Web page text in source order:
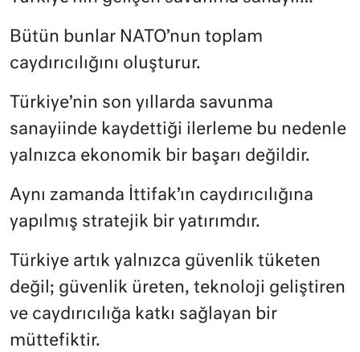
Bütün bunlar NATO’nun toplam
caydırıcılığını oluşturur.
Türkiye’nin son yıllarda savunma
sanayiinde kaydettiği ilerleme bu nedenle
yalnızca ekonomik bir başarı değildir.
Aynı zamanda İttifak’ın caydırıcılığına
yapılmış stratejik bir yatırımdır.
Türkiye artık yalnızca güvenlik tüketen
değil; güvenlik üreten, teknoloji geliştiren
ve caydırıcılığa katkı sağlayan bir
müttefiktir.